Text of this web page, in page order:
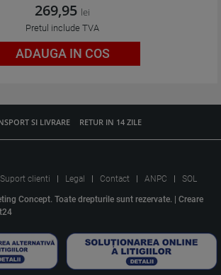
269,95 lei
Pretul include TVA
ADAUGA IN COS
SI LIVRARE RETUR IN 14 ZILE
Suport clienti Legal Contact ANPC SOL
Concept. Toate drepturile sunt rezervate. | Creare